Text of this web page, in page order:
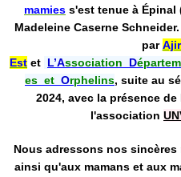
mamies s'est tenue à Épinal
Madeleine Caserne
par
Est et L’Association D
es et Orphelins, suite au
2024, avec la présence de
l'association
Nous adressons nos sincères
ainsi qu'aux mamans et aux